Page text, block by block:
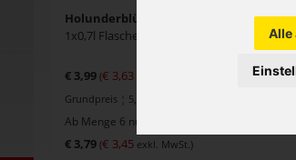
Alle
Holunderblüte
1x0,7l Flasche PET Einweg
€ 3,99 (€ 3,63
Grundpreis ¦ 5,7 je 1 Liter
Ab Menge 6 nur je
€ 3,79 (€ 3,45 exkl. MwSt.)